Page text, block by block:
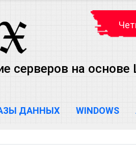
на основе
ДАННЫХ WINDOWS